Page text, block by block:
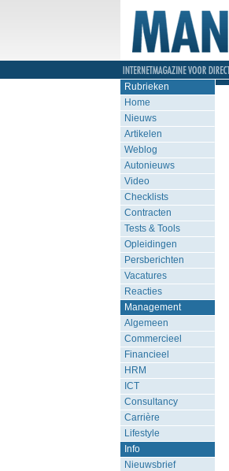
Rubrieken
Home
Nieuws
Artikelen
Weblog
Autonieuws
Video
Checklists
Contracten
Tests & Tools
Opleidingen
Persberichten
Vacatures
Reacties
Management
Algemeen
Commercieel
Financieel
HRM
ICT
Consultancy
Carrière
Lifestyle
Info
Nieuwsbrief